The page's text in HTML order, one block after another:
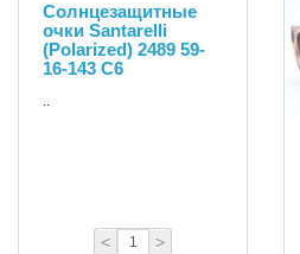
Солнцезащитные
очки Santarelli
(Polarized) 2489 59-
16-143 С6
..
< >